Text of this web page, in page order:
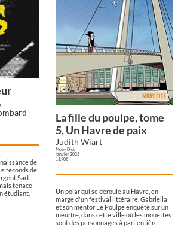
de
féconds de
Sarti
tenace
étudiant,
La fille du poulpe, tome
5, Un Havre de paix
Judith Wiart
Moby Dick
janvier 2025
11,90€
Un polar qui se déroule au Havre, en
marge d'un festival littéraire. Gabriella
et son mentor Le Poulpe enquête sur un
meurtre, dans cette ville où les mouettes
sont des personnages à part entière.